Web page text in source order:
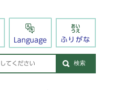
Language ふりがな
検索